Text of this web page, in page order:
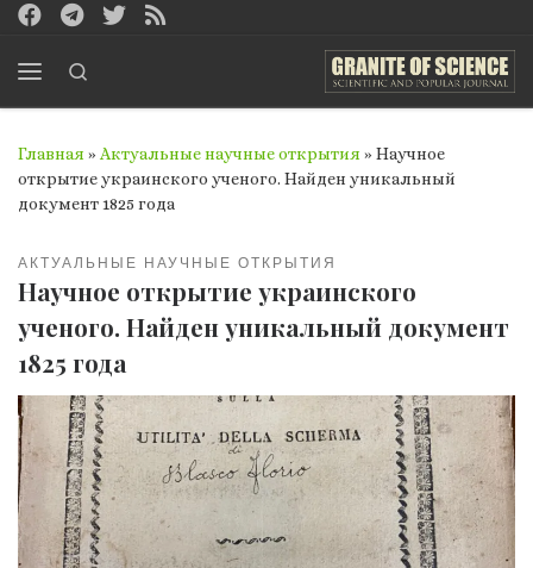
Перейти к содержимому
Главная » Актуальные научные открытия » Научное
открытие украинского ученого. Найден уникальный
документ 1825 года
АКТУАЛЬНЫЕ НАУЧНЫЕ ОТКРЫТИЯ
Научное открытие украинского
ученого. Найден уникальный документ
1825 года